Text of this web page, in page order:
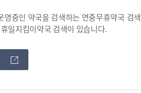
중인 약국을 검색하는 연중무휴약국 검
일지킴이약국 검색이 있습니다.